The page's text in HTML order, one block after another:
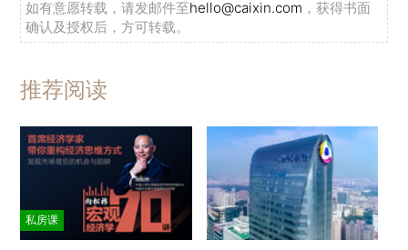
如有意愿转载，请发邮件至hello@caixin.com ，获得书面
确认及授权后，方可转载。
推荐阅读
私房课